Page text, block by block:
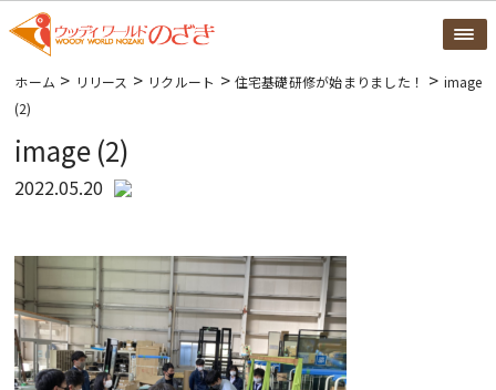
ホーム > リリース > リクルート > 住宅基礎研修が始まりました！ > image
(2)
image (2)
2022.05.20